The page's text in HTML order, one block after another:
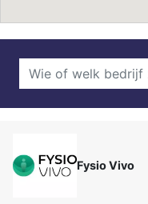
Fysio Vivo